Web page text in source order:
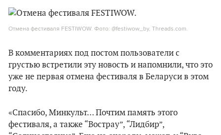
Отмена фестиваля FESTIWOW. Фото: @festiwow_by, Threads.com.
В комментариях под постом пользователи с
грустью встретили эту новость и напомнили, что это
уже не первая отмена фестиваля в Беларуси в этом
году.
«Спасибо, Минкульт… Почтим память этого
фестиваля, а также “Вострау”, “Лидбир”,